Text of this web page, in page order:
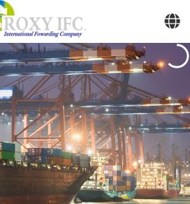
메뉴 건너뛰기